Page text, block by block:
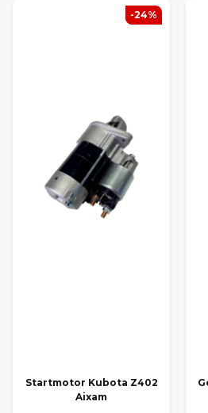
Startmotor Kubota Z402
Aixam
-24%